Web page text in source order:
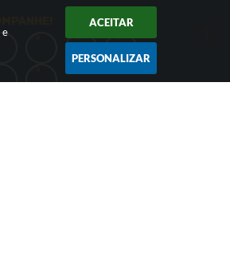
e
ACEITAR
PERSONALIZAR